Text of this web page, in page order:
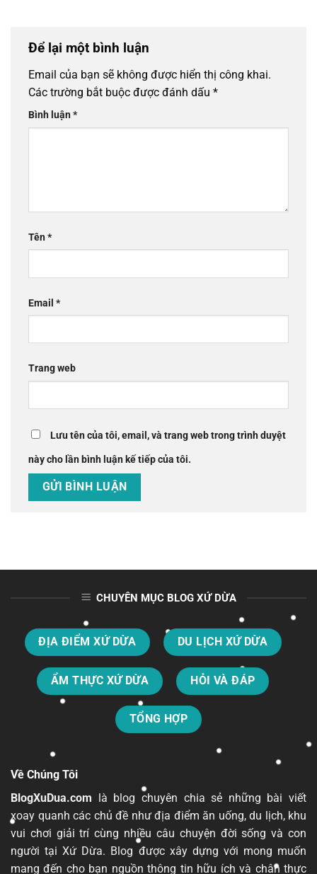
Để lại một bình luận
Email của bạn sẽ không được hiển thị công khai.
Các trường bắt buộc được đánh dấu *
Bình luận*
Tên*
Email *
Trang web
Lưu tên của tôi, email, và trang web trong trình duyệt
này cho lần bình luận kế tiếp của tôi.
CHUYÊN MỤC BLOG XỨ DỪA
ĐỊA ĐIỂM XỨ DỪA DU LỊCH XỨ DỪA
ẨM THỰC XỨ DỪA HỎI VÀ ĐÁP
TỔNG HỢP
Về Chúng Tôi
BlogXuDua.com là blog chuyên chia sẻ những bài viết
xoay quanh các chủ đề như địa điểm ăn uống, du lịch, khu
vui chơi giải trí cùng nhiều câu chuyện đời sống và con
người tại Xứ Dừa. Blog được xây dựng với mong muốn
mang đến cho bạn nguồn thông tin hữu ích và chân thực